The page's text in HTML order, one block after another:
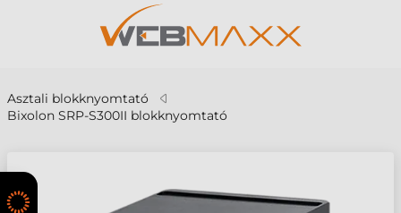
Asztali blokknyomtató
Bixolon SRP-S300II blokknyomtató